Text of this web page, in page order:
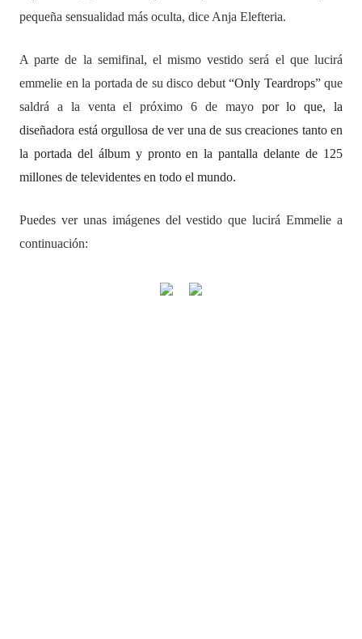
pequeña sensualidad más oculta, dice Anja Elefteria.
A parte de la semifinal, el mismo vestido será el que lucirá
emmelie en la portada de su disco debut “Only Teardrops” que
saldrá a la venta el próximo 6 de mayopor lo que, la
diseñadora está orgullosa de ver una de sus creaciones tanto en
la portada del álbum y pronto en la pantalla delante de 125
millones de televidentes en todo el mundo.
Puedes ver unas imágenes del vestido que lucirá Emmelie a
continuación: